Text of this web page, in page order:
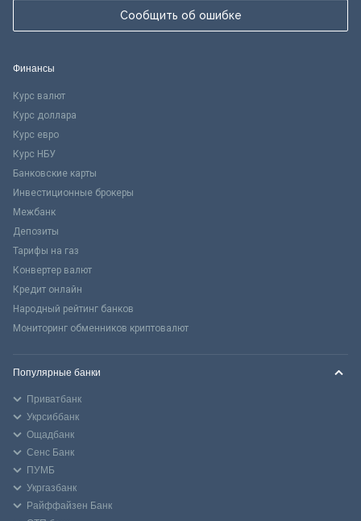
Сообщить об ошибке
Финансы
Курс валют
Курс доллара
Курс евро
Курс НБУ
Банковские карты
Инвестиционные брокеры
Межбанк
Депозиты
Тарифы на газ
Конвертер валют
Кредит онлайн
Народный рейтинг банков
Мониторинг обменников криптовалют
Популярные банки
Приватбанк
Укрсиббанк
Ощадбанк
Сенс Банк
ПУМБ
Укргазбанк
Райффайзен Банк